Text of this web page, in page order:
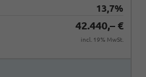
13,7%
42.440,– €
incl. 19% MwSt.